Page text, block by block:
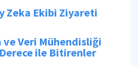
Zeka Ekibi Ziyareti
ve Veri Mühendisliği
ile Bitirenler